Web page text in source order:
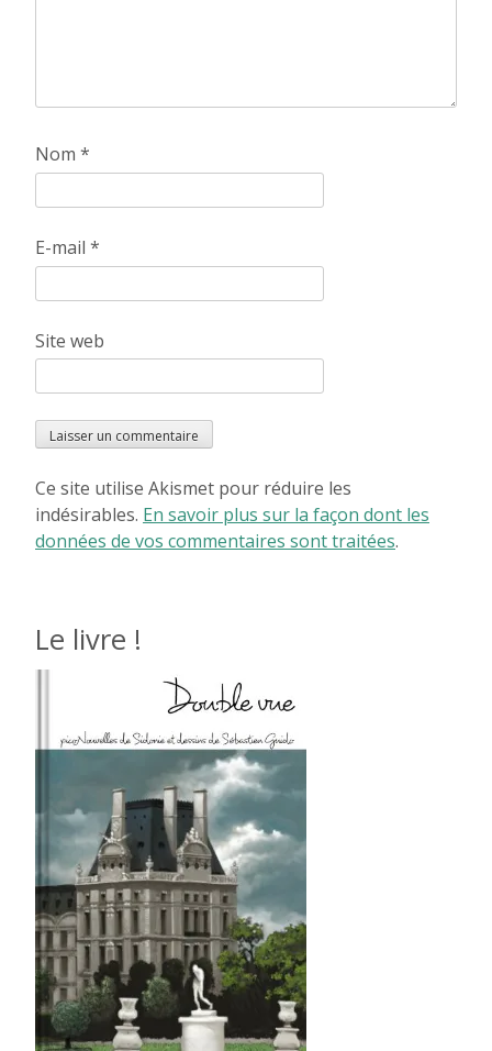
Nom *
E-mail *
Site web
Ce site utilise Akismet pour réduire les
indésirables. En savoir plus sur la façon dont les
données de vos commentaires sont traitées.
Le livre !